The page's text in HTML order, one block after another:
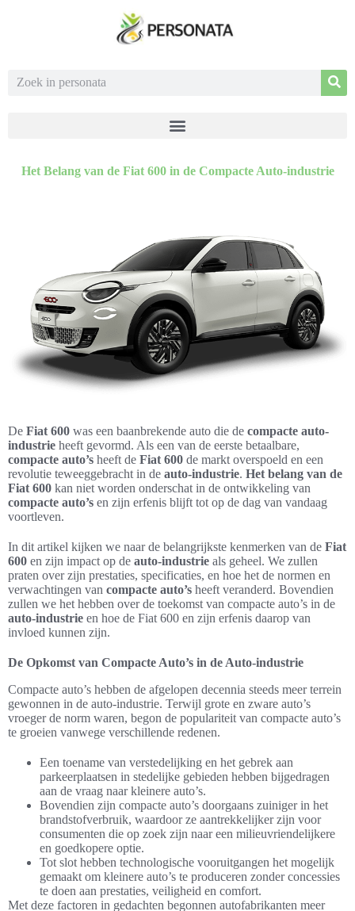
Het Belang van de Fiat 600 in de Compacte Auto-industrie
De Fiat 600 was een baanbrekende auto die de compacte auto-
industrie heeft gevormd. Als een van de eerste betaalbare,
compacte auto’s heeft de Fiat 600 de markt overspoeld en een
revolutie teweeggebracht in de auto-industrie. Het belang van de
Fiat 600 kan niet worden onderschat in de ontwikkeling van
compacte auto’s en zijn erfenis blijft tot op de dag van vandaag
voortleven.
In dit artikel kijken we naar de belangrijkste kenmerken van de Fiat
600 en zijn impact op de auto-industrie als geheel. We zullen
praten over zijn prestaties, specificaties, en hoe het de normen en
verwachtingen van compacte auto’s heeft veranderd. Bovendien
zullen we het hebben over de toekomst van compacte auto’s in de
auto-industrie en hoe de Fiat 600 en zijn erfenis daarop van
invloed kunnen zijn.
De Opkomst van Compacte Auto’s in de Auto-industrie
Compacte auto’s hebben de afgelopen decennia steeds meer terrein
gewonnen in de auto-industrie. Terwijl grote en zware auto’s
vroeger de norm waren, begon de populariteit van compacte auto’s
te groeien vanwege verschillende redenen.
Een toename van verstedelijking en het gebrek aan
parkeerplaatsen in stedelijke gebieden hebben bijgedragen
aan de vraag naar kleinere auto’s.
Bovendien zijn compacte auto’s doorgaans zuiniger in het
brandstofverbruik, waardoor ze aantrekkelijker zijn voor
consumenten die op zoek zijn naar een milieuvriendelijkere
en goedkopere optie.
Tot slot hebben technologische vooruitgangen het mogelijk
gemaakt om kleinere auto’s te produceren zonder concessies
te doen aan prestaties, veiligheid en comfort.
Met deze factoren in gedachten begonnen autofabrikanten meer